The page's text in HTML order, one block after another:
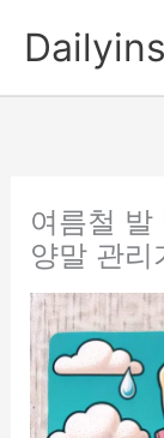
여름철
양말 관리